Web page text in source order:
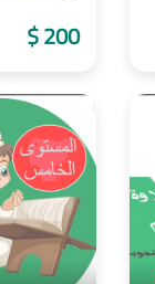
200 $